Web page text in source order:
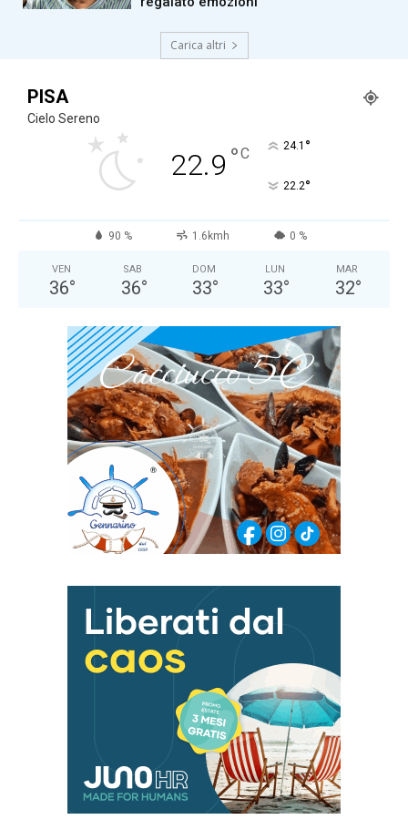
Carica altri
PISA
Cielo Sereno
22.9 °C 24.1 °
22.2°
90 % 1.6kmh 0 %
VEN
36°
SAB
36°
DOM
33°
LUN
33°
MAR
32°